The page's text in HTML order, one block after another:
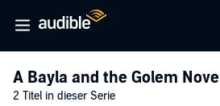
A Bayla and the Golem
2 Titel in dieser Serie